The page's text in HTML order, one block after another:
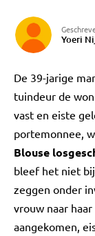
Yoeri
De 39-jarige
tuindeur de
vast en eiste
portemonnee,
Blouse
bleef het niet
zeggen onder
vrouw naar
aangekomen,